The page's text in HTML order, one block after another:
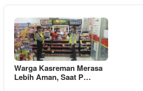
Warga Kasreman Merasa
Lebih Aman, Saat P…